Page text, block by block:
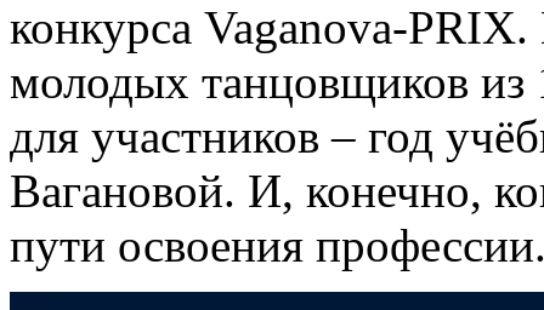
конкурса Vaganova-
молодых танцовщиков из
для участников – год
Вагановой. И, конечно,
пути освоения